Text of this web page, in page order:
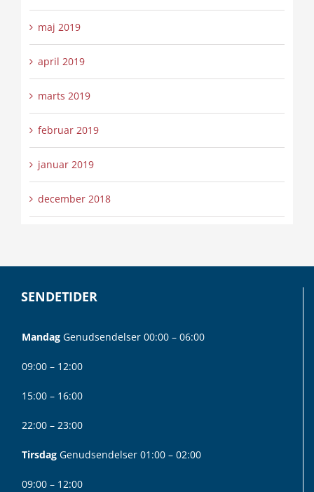
maj 2019
april 2019
marts 2019
februar 2019
januar 2019
december 2018
SENDETIDER
Mandag Genudsendelser 00:00 – 06:00
09:00 – 12:00
15:00 – 16:00
22:00 – 23:00
Tirsdag Genudsendelser 01:00 – 02:00
09:00 – 12:00